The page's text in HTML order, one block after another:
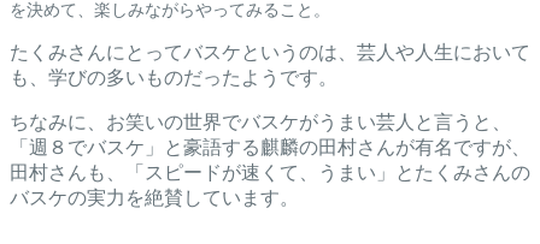
を決めて、楽しみながらやってみること。
たくみさんにとってバスケというのは、芸人や人生において
も、学びの多いものだったようです。
ちなみに、お笑いの世界でバスケがうまい芸人と言うと、
「週８でバスケ」と豪語する麒麟の田村さんが有名ですが、
田村さんも、「スピードが速くて、うまい」とたくみさんの
バスケの実力を絶賛しています。